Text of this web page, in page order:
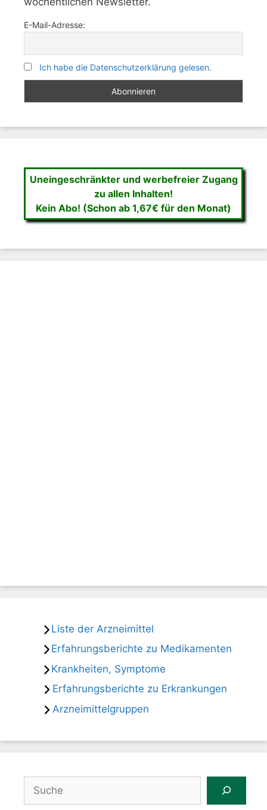
E-Mail-Adresse:
Ich habe die Datenschutzerklärung gelesen.
Uneingeschränkter und werbefreier Zugang
zu allen Inhalten!
Kein Abo! (Schon ab 1,67€ für den Monat)
Liste der Arzneimittel
Erfahrungsberichte zu Medikamenten
Krankheiten, Symptome
Erfahrungsberichte zu Erkrankungen
Arzneimittelgruppen